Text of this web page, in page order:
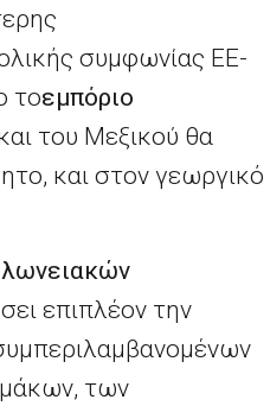
συμφωνίας ΕΕ-
τοεμπόριο
του Μεξικού θα
και στον γεωργικό
επιπλέον την
των